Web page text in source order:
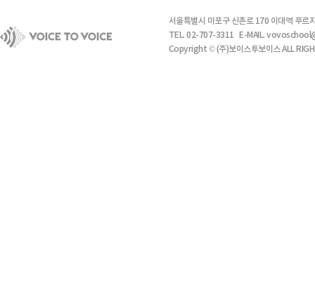
서울특별시 마포구 신촌로 170 이대역 푸
TEL. 02-707-3311 E-MAIL.
Copyright © (주)보이스투보이스 ALL